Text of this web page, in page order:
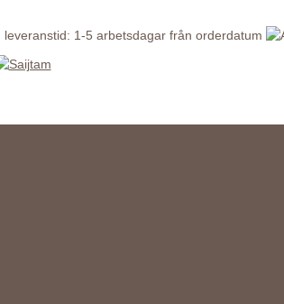
leveranstid: 1-5 arbetsdagar från orderdatum